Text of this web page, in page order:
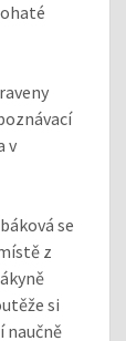
v
se
z
si
naučně